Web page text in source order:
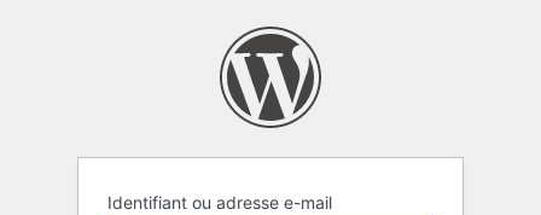
Identifiant ou adresse e-mail